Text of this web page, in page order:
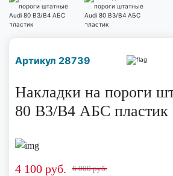
Артикул 28739
Накладки на пороги
80 B3/B4 АБС пластик
4 100 руб. 6 000 руб.